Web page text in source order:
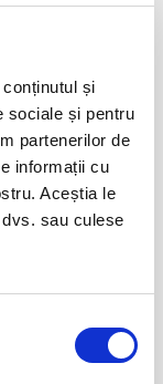
și
sociale și pentru
partenerilor de
informații cu
Aceștia le
sau culese
05
03
04